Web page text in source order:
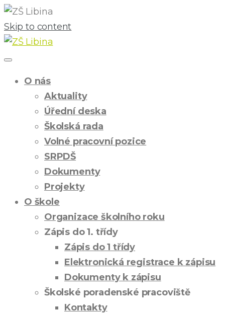
Skip to content
O nás
Aktuality
Úřední deska
Školská rada
Volné pracovní pozice
SRPDŠ
Dokumenty
Projekty
O škole
Organizace školního roku
Zápis do 1. třídy
Zápis do 1 třídy
Elektronická registrace k zápisu
Dokumenty k zápisu
Školské poradenské pracoviště
Kontakty